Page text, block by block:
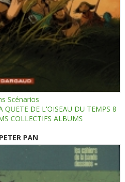
Scénarios
QUETE DE L'OISEAU DU TEMPS 8
COLLECTIFS ALBUMS
PAN